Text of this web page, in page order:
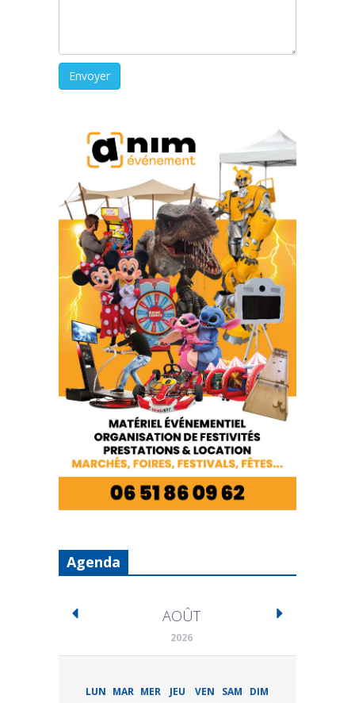
Agenda
AOÛT
2026
LUN MAR MER JEU VEN SAM DIM